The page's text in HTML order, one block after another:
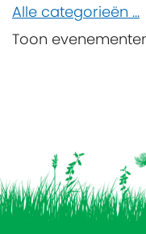
Alle categorieën ...
Toon